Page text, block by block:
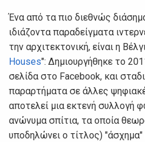
Ένα από τα πιο διεθνώς
ιδιάζοντα παραδείγματα
την αρχιτεκτονική, είναι η
Houses": Δημιουργήθηκε το
σελίδα στο Facebook, και
παραρτήματα σε άλλες
αποτελεί μια εκτενή συλλογή
ανώνυμα σπίτια, τα οποία
υποδηλώνει ο τίτλος)